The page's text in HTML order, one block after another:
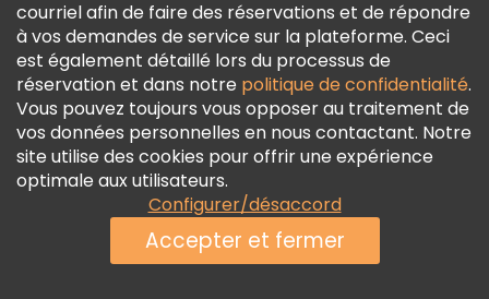
Freetour Prix
Programme De Fidélité
courriel afin de faire des réservations et de répondre
à vos demandes de service sur la plateforme. Ceci
est également détaillé lors du processus de
réservation et dans notre politique de confidentialité.
Vous pouvez toujours vous opposer au traitement de
vos données personnelles en nous contactant. Notre
site utilise des cookies pour offrir une expérience
optimale aux utilisateurs.
Configurer/désaccord
Accepter et fermer